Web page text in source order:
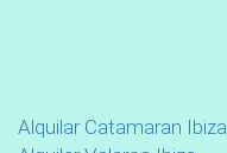
Alquilar Catamaran Ibiza